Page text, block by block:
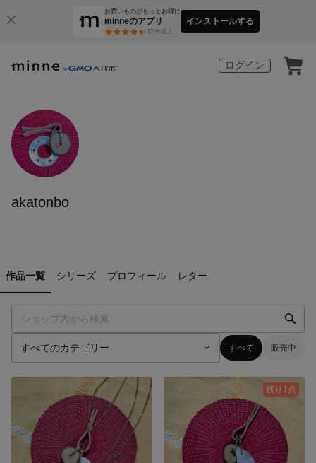
お買いものがもっとお得に
minneのアプリ
3万件以上
インストールする
ログイン
akatonbo
作品一覧 シリーズ プロフィール レター
すべて 販売中
残り1点